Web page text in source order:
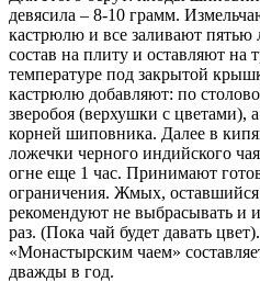
девясила – 8-10 грамм.
кастрюлю и все заливают пятью
состав на плиту и оставляют на
температуре под закрытой
кастрюлю добавляют: по
зверобоя (верхушки с цветами),
корней шиповника. Далее в
ложечки черного индийского
огне еще 1 час. Принимают
ограничения. Жмых, оставшийся
рекомендуют не выбрасывать и
раз. (Пока чай будет давать
«Монастырским чаем»
дважды в год.